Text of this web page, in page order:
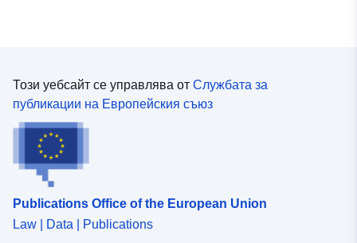
търгуеми.
Този уебсайт се управлява от Службата за
публикации на Европейския съюз
Publications Office of the European Union
Law | Data | Publications